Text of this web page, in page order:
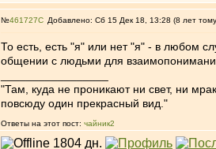
№461727 Добавлено: Сб 15 Дек 18, 13:28 (8 лет
То есть, есть "я" или нет "я" - в любом
общении с людьми для
"Там, куда не проникают ни свет, ни
повсюду один прекрасный вид."
Ответы на этот пост: чайник2